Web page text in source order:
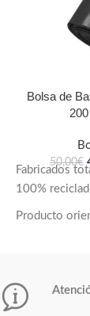
Bolsa de
50,00€
Fabricados
100%
Producto
Pensadas
papeleras